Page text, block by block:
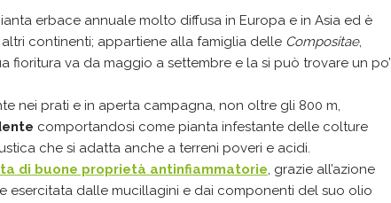
erbace annuale molto diffusa in Europa e in Asia ed è
continenti; appartiene alla famiglia delle Compositae,
fioritura va da maggio a settembre e la si può trovare un po’
nei prati e in aperta campagna, non oltre gli 800 m,
comportandosi come pianta infestante delle colture
che si adatta anche a terreni poveri e acidi.
di buone proprietà antinfiammatorie, grazie all’azione
esercitata dalle mucillagini e dai componenti del suo olio